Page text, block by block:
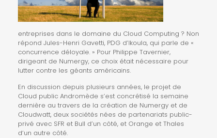
entreprises dans le domaine du Cloud Computing ? Non
répond Jules-Henri Gavetti, PDG d’Ikoula, qui parle de «
concurrence déloyale. » Pour Philippe Tavernier,
dirigeant de Numergy, ce choix était nécessaire pour
lutter contre les géants américains.
En discussion depuis plusieurs années, le projet de
Cloud public Andromède s’est concrétisé la semaine
dernière au travers de la création de Numergyet de
Cloudwatt, deux sociétés nées de partenariats public-
privé avec SFR et Bull d’un côté, et Orange et Thales
d’un autre côté.